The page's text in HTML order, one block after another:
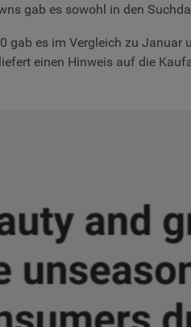
gab es sowohl in den
gab es im Vergleich zu Januar
einen Hinweis auf die